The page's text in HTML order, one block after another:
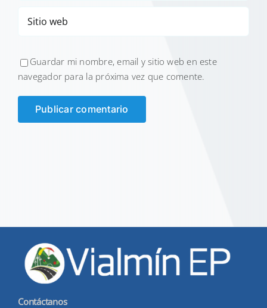
Guardar mi nombre, email y sitio web en este
navegador para la próxima vez que comente.
Contáctanos